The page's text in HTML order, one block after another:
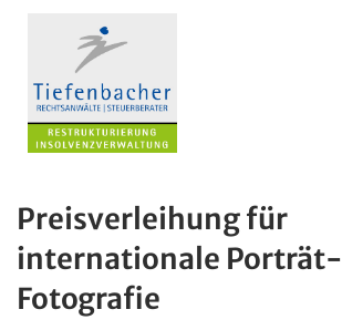
Preisverleihung für
internationale Porträt-
Fotografie